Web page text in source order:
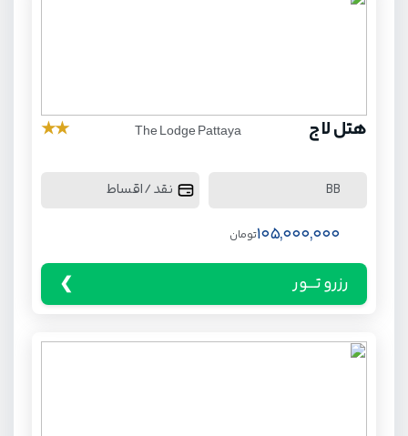
هتل سامرست Somerset Pattaya
★
★
BB نقد / اقساط
170,000,000تومان
رزرو تـــور
هتل لاج The Lodge Pattaya
★
★
BB نقد / اقساط
105,000,000تومان
رزرو تـــور